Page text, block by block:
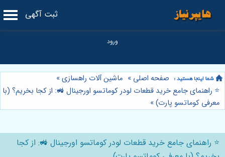
ثبت آگهی
صفحه اصلی » ماشین آلات راهسازی»
⭐️ راهنمای جامع خرید قطعات لودر کوماتسو اورجینال 🚜: از کجا بخریم؟ (با
معرفی کوماتسو پارت)»
⭐️ راهنمای جامع خرید قطعات لودر کوماتسو اورجینال 🚜: از کجا